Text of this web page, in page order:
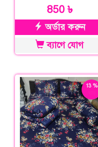
850 ৳
অর্ডার করুন
ব্যাগে যোগ
13 %